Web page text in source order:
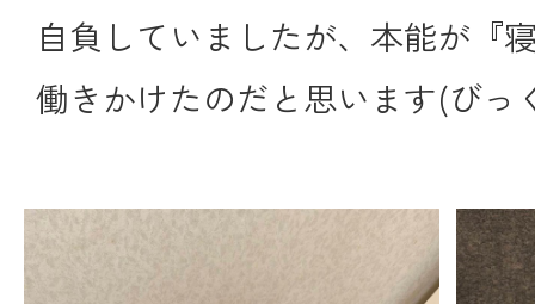
自負していましたが、本能が『
働きかけたのだと思います(びっ